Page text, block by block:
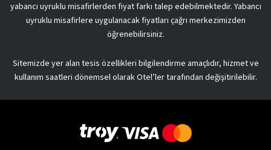
yabancı uyruklu misafirlerden fiyat farkı talep edebilmektedir. Yabancı
uyruklu misafirlere uygulanacak fiyatları çağrı merkezimizden
öğrenebilirsiniz.
Sitemizde yer alan tesis özellikleri bilgilendirme amaçlıdır, hizmet ve
kullanım saatleri dönemsel olarak Otel’ler tarafından değişitirilebilir.